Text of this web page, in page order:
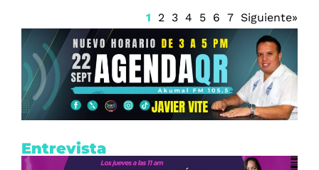
1 2 3 4 5 6 7 Siguiente»
Entrevista